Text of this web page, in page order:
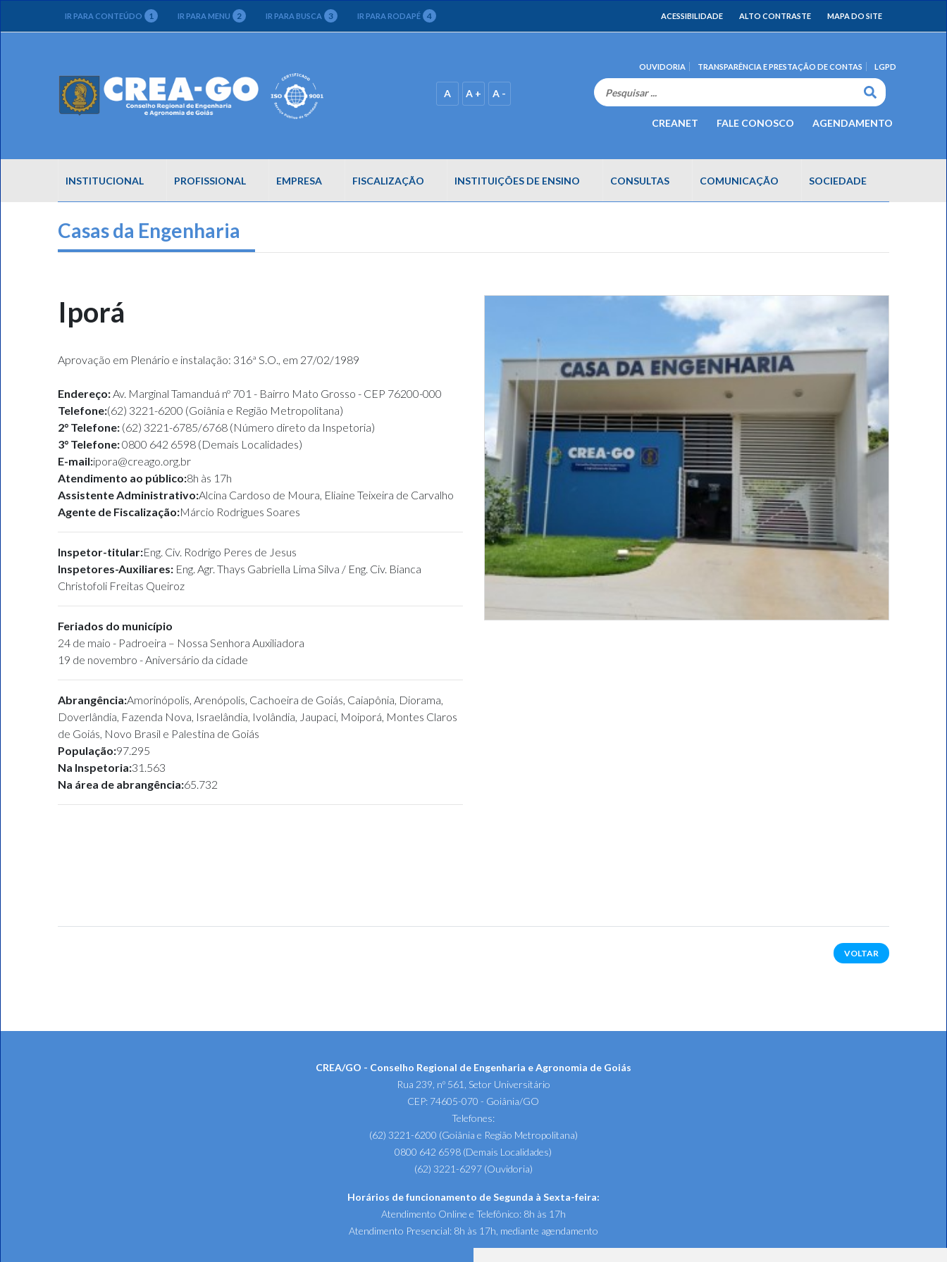
IR PARA CONTEÚDO 1 IR PARA MENU 2 IR PARA BUSCA 3 IR PARA RODAPÉ 4 ACESSIBILIDADE ALTO CONTRASTE MAPA DO SITE
A A + A -
OUVIDORIA TRANSPARÊNCIA E PRESTAÇÃO DE CONTAS LGPD
CREANET FALE CONOSCO AGENDAMENTO
INSTITUCIONAL PROFISSIONAL EMPRESA FISCALIZAÇÃO INSTITUIÇÕES DE ENSINO CONSULTAS COMUNICAÇÃO SOCIEDADE
Casas da Engenharia
Iporá
Aprovação em Plenário e instalação: 316ª S.O., em 27/02/1989
Endereço:Av. Marginal Tamanduá nº 701 - Bairro Mato Grosso - CEP 76200-000
Telefone:(62) 3221-6200 (Goiânia e Região Metropolitana)
2° Telefone:(62) 3221-6785/6768 (Número direto da Inspetoria)
3° Telefone:0800 642 6598 (Demais Localidades)
E-mail:ipora@creago.org.br
Atendimento ao público:8h às 17h
Assistente Administrativo:Alcina Cardoso de Moura, Eliaine Teixeira de Carvalho
Agente de Fiscalização:Márcio Rodrigues Soares
Inspetor-titular:Eng. Civ. Rodrigo Peres de Jesus
Inspetores-Auxiliares:Eng. Agr. Thays Gabriella Lima Silva / Eng. Civ. Bianca
Christofoli Freitas Queiroz
Feriados do município
24 de maio - Padroeira – Nossa Senhora Auxiliadora
19 de novembro - Aniversário da cidade
Abrangência:Amorinópolis, Arenópolis, Cachoeira de Goiás, Caiapônia, Diorama,
Doverlândia, Fazenda Nova, Israelândia, Ivolândia, Jaupaci, Moiporá, Montes Claros
de Goiás, Novo Brasil e Palestina de Goiás
População:97.295
Na Inspetoria:31.563
Na área de abrangência:65.732
VOLTAR
CREA/GO - Conselho Regional de Engenharia e Agronomia de Goiás
Rua 239, nº 561, Setor Universitário
CEP: 74605-070 - Goiânia/GO
Telefones:
(62) 3221-6200 (Goiânia e Região Metropolitana)
0800 642 6598 (Demais Localidades)
(62) 3221-6297 (Ouvidoria)
Horários de funcionamento de Segunda à Sexta-feira:
Atendimento Online e Telefônico: 8h às 17h
Atendimento Presencial: 8h às 17h, mediante agendamento